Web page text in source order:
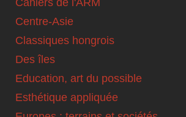
Cahiers de l'ARM
Centre-Asie
Classiques hongrois
Des îles
Education, art du possible
Esthétique appliquée